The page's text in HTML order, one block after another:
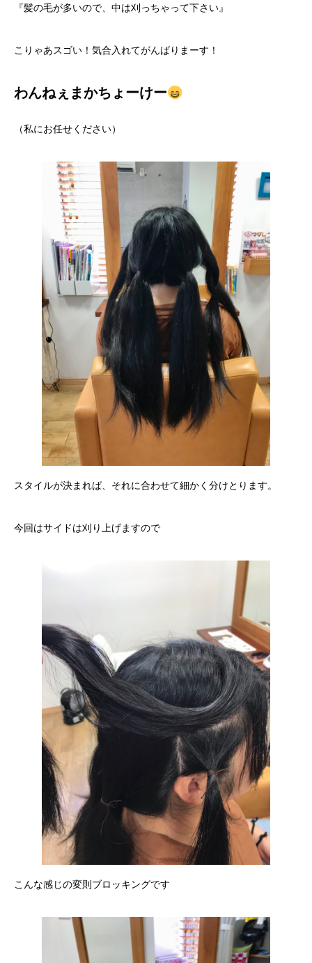
『髪の毛が多いので、中は刈っちゃって下さい』
こりゃあスゴい！気合入れてがんばりまーす！
わんねぇまかちょーけー
（私にお任せください）
スタイルが決まれば、それに合わせて細かく分けとります。
今回はサイドは刈り上げますので
こんな感じの変則ブロッキングです